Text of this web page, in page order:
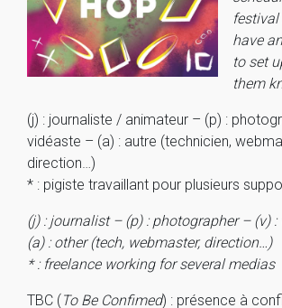
festival
have
to set
them
(j) : journaliste / animateur – (p) :
vidéaste – (a) : autre (technicien,
direction…)
* : pigiste travaillant pour plusieurs
(j) : journalist – (p) : photographer – (v)
(a) : other (tech, webmaster, direction…)
* : freelance working for several medias
TBC (To Be Confimed) : présence à